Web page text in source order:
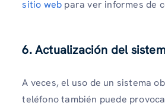
sitio web para ver informes de
6. Actualización del
A veces, el uso de un sistema
teléfono también puede